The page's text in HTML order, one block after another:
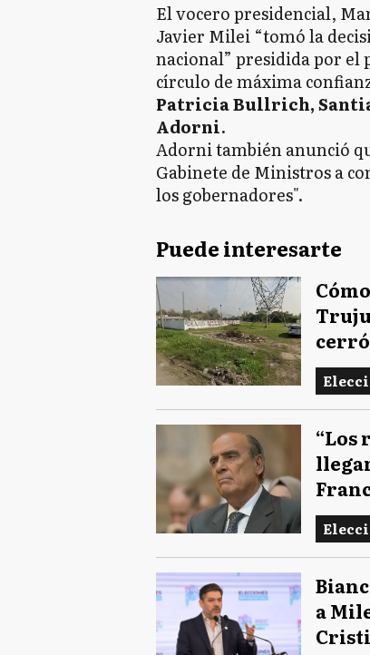
El vocero presidencial,
Javier Milei “tomó la
nacional” presidida por
círculo de máxima
Patricia Bullrich,
Adorni.
Adorni también anunció
Gabinete de Ministros a
los gobernadores".
Puede interesarte
“Los
a